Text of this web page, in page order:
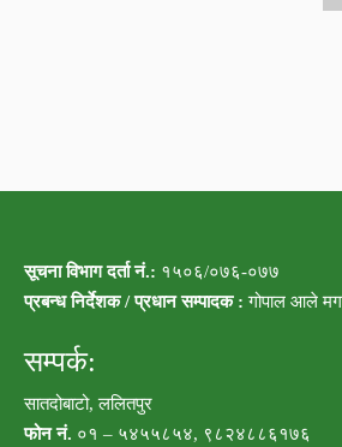
सूचना विभाग दर्ता नं.: १५०६/०७६-०७७
प्रबन्ध निर्देशक / प्रधान सम्पादक : गोपाल आले
सम्पर्क:
सातदोबाटो, ललितपुर
फोन नं. ०१ – ५४५५८५४, ९८२४८८६१७६